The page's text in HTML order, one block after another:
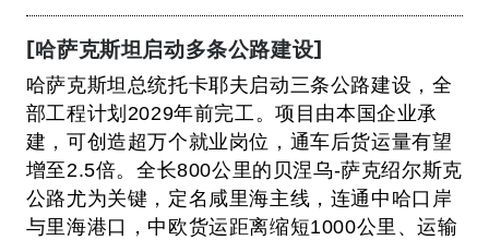
[哈萨克斯坦启动多条公路建设]
哈萨克斯坦总统托卡耶夫启动三条公路建设，全
部工程计划2029年前完工。项目由本国企业承
建，可创造超万个就业岗位，通车后货运量有望
增至2.5倍。全长800公里的贝涅乌-萨克绍尔斯克
公路尤为关键，定名咸里海主线，连通中哈口岸
与里海港口，中欧货运距离缩短1000公里、运输